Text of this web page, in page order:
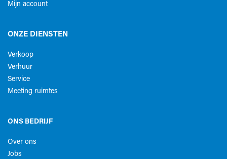
Mijn account
ONZE DIENSTEN
Verkoop
Verhuur
Service
Meeting ruimtes
ONS BEDRIJF
Over ons
Jobs